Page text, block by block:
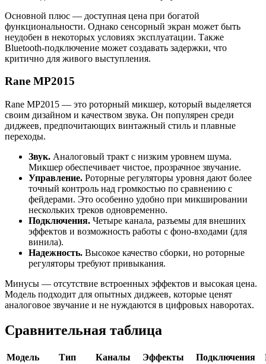
Основной плюс — доступная цена при богатой
функциональности. Однако сенсорный экран может быть
неудобен в некоторых условиях эксплуатации. Также
Bluetooth-подключение может создавать задержки, что
критично для живого выступления.
Rane MP2015
Rane MP2015 — это роторный микшер, который выделяется
своим дизайном и качеством звука. Он популярен среди
диджеев, предпочитающих винтажный стиль и плавные
переходы.
Звук. Аналоговый тракт с низким уровнем шума.
Микшер обеспечивает чистое, прозрачное звучание.
Управление. Роторные регуляторы уровня дают более
точный контроль над громкостью по сравнению с
фейдерами. Это особенно удобно при микшировании
нескольких треков одновременно.
Подключения. Четыре канала, разъемы для внешних
эффектов и возможность работы с фоно-входами (для
винила).
Надежность. Высокое качество сборки, но роторные
регуляторы требуют привыкания.
Минусы — отсутствие встроенных эффектов и высокая цена.
Модель подходит для опытных диджеев, которые ценят
аналоговое звучание и не нуждаются в цифровых наворотах.
Сравнительная таблица
Модель Тип Каналы Эффекты Подключения